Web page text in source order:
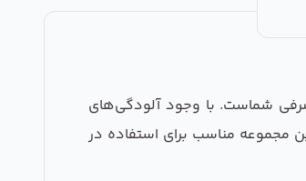
بهبود کیفیت آب مصرفی شماست. با وجود آلودگی‌های
مجموعه مناسب برای استفاده در